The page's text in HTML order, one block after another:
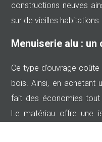
constructions neuves
sur de vieilles habitations.
Menuiserie alu :
Ce type d’ouvrage
bois. Ainsi, en achetant
fait des économies tout
Le matériau offre une